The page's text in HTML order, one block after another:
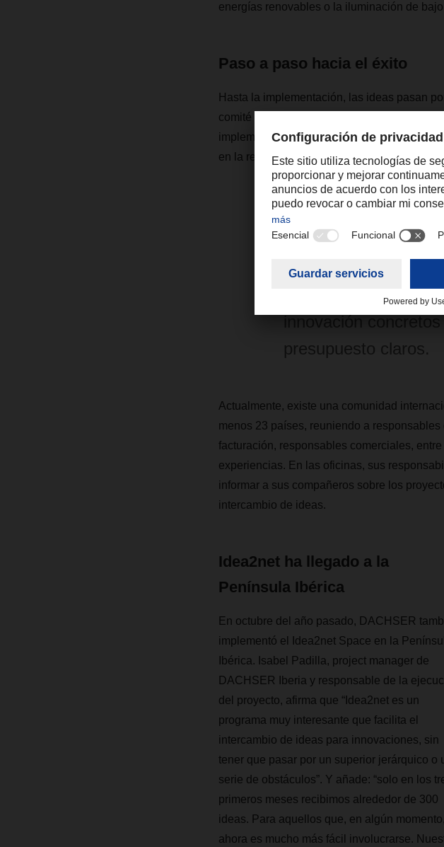
energías renovables o la iluminación de
Paso a paso hacia el éxito
Hasta la implementación, las ideas pasan
comité de ideas local de cada delegación
implementa directamente. Si las ideas
en la red global, se envían a la dirección
Las ideas
innovación, donde
por los expertos.
preliminares y,
presupuesto claros.
Actualmente, existe una comunidad
menos 23 países, reuniendo a
facturación, responsables comerciales,
experiencias. En las oficinas, sus
informar a sus compañeros sobre los
intercambio de ideas.
Idea2net ha llegado a la
Península Ibérica
En octubre del año pasado, DACHSER
implementó el Idea2net Space en la
Ibérica. Isabel Padilla, project manager de
DACHSER Iberia y responsable de la
del proyecto, afirma que “Idea2net es un
programa muy interesante que facilita el
intercambio de ideas para innovaciones, sin
tener que pasar por un superior jerárquico o
serie de obstáculos”. Y añade: “solo en los
primeros meses recibimos alrededor de 300
ideas. Para aquellos que, en algún
ahora es mucho más fácil involucrarse.